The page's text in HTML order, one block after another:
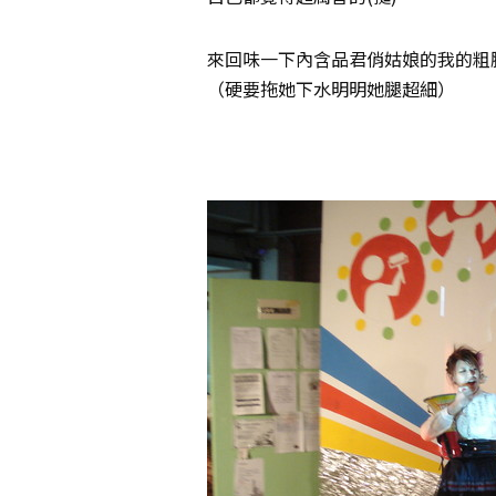
來回味一下內含品君俏姑娘的我的粗
（硬要拖她下水明明她腿超細）